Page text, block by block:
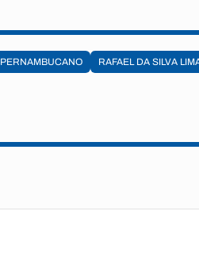
PERNAMBUCANO RAFAEL DA SILVA